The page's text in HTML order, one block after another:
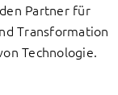
Partner für
Transformation
Technologie.